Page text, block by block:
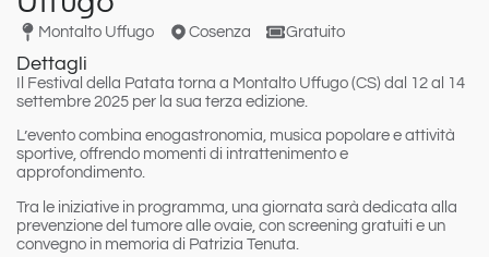
Montalto Uffugo Cosenza Gratuito
Dettagli
Il Festival della Patata torna a Montalto Uffugo (CS) dal 12 al 14
settembre 2025 per la sua terza edizione.
L’evento combina enogastronomia, musica popolare e attività
sportive, offrendo momenti di intrattenimento e
approfondimento.
Tra le iniziative in programma, una giornata sarà dedicata alla
prevenzione del tumore alle ovaie, con screening gratuiti e un
convegno in memoria di Patrizia Tenuta.